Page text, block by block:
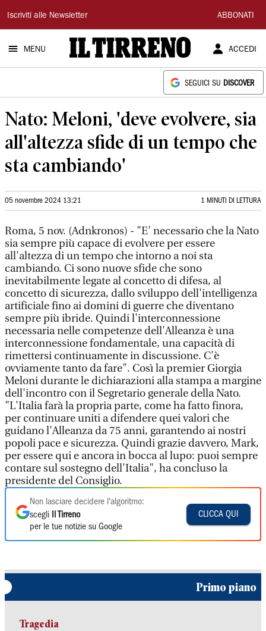
Il
Tirreno
Iscriviti alle Newsletter ABBONATI
MENU ACCEDI
SEGUICI SU DISCOVER
Nato: Meloni, 'deve evolvere, sia
all'altezza sfide di un tempo che
sta cambiando'
05 novembre 2024 13:21 1 MINUTI DI LETTURA
Roma, 5 nov. (Adnkronos) - "E' necessario che la Nato
sia sempre più capace di evolvere per essere
all'altezza di un tempo che intorno a noi sta
cambiando. Ci sono nuove sfide che sono
inevitabilmente legate al concetto di difesa, al
concetto di sicurezza, dallo sviluppo dell'intelligenza
artificiale fino ai domini di guerre che diventano
sempre più ibride. Quindi l'interconnessione
necessaria nelle competenze dell'Alleanza è una
interconnessione fondamentale, una capacità di
rimettersi continuamente in discussione. C'è
ovviamente tanto da fare". Così la premier Giorgia
Meloni durante le dichiarazioni alla stampa a margine
dell'incontro con il Segretario generale della Nato.
"L'Italia farà la propria parte, come ha fatto finora,
per continuare uniti a difendere quei valori che
guidano l'Alleanza da 75 anni, garantendo ai nostri
popoli pace e sicurezza. Quindi grazie davvero, Mark,
per essere qui e ancora in bocca al lupo: puoi sempre
contare sul sostegno dell'Italia", ha concluso la
presidente del Consiglio.
Non lasciare decidere l'algoritmo:
scegli
Il Tirreno
per le tue notizie su Google
CLICCA QUI
Primo piano
Tragedia